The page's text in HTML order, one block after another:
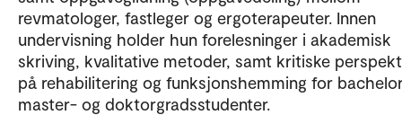
revmatologer, fastleger og ergoterapeuter. Innen
undervisning holder hun forelesninger i akademisk
skriving, kvalitative metoder, samt kritiske
på rehabilitering og funksjonshemming for
master- og doktorgradsstudenter.